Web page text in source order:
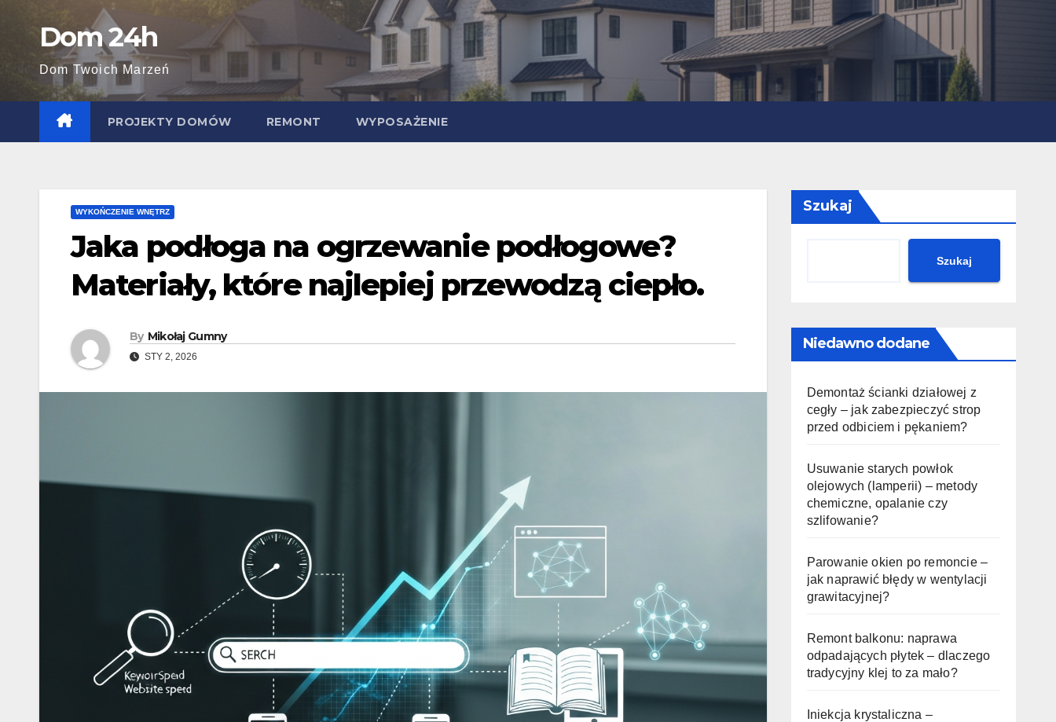
Dom 24h
Dom Twoich Marzeń
PROJEKTY DOMÓW REMONT WYPOSAŻENIE
WYKOŃCZENIE WNĘTRZ
Jaka podłoga na ogrzewanie podłogowe?
Materiały, które najlepiej przewodzą ciepło.
By Mikołaj Gumny
STY 2, 2026
Szukaj
Szukaj
Niedawno dodane
Demontaż ścianki działowej z
cegły – jak zabezpieczyć strop
przed odbiciem i pękaniem?
Usuwanie starych powłok
olejowych (lamperii) – metody
chemiczne, opalanie czy
szlifowanie?
Parowanie okien po remoncie –
jak naprawić błędy w wentylacji
grawitacyjnej?
Remont balkonu: naprawa
odpadających płytek – dlaczego
tradycyjny klej to za mało?
Iniekcja krystaliczna –